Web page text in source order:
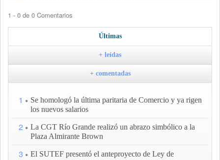
1 - 0 de 0 Comentarios
Últimas
+ leídas
+ comentadas
1
Se homologó la última paritaria de Comercio y ya rigen
los nuevos salarios
2
La CGT Río Grande realizó un abrazo simbólico a la
Plaza Almirante Brown
3
El SUTEF presentó el anteproyecto de Ley de